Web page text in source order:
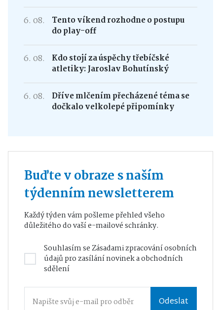
6. 08.
Tento víkend rozhodne o postupu
do play-off
6. 08.
Kdo stojí za úspěchy třebíčské
atletiky: Jaroslav Bohutínský
6. 08.
Dříve mlčením přecházené téma se
dočkalo velkolepé připomínky
Buďte v obraze s naším
týdenním newsletterem
Každý týden vám pošleme přehled všeho
důležitého do vaší e-mailové schránky.
Souhlasím seZásadami zpracování osobních
údajůpro zasílání novinek a obchodních
sdělení
Odeslat